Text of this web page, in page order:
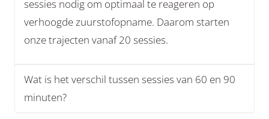
sessies nodig om optimaal te reageren op
verhoogde zuurstofopname. Daarom starten
onze trajecten vanaf 20 sessies.
Wat is het verschil tussen sessies van 60 en 90
minuten?